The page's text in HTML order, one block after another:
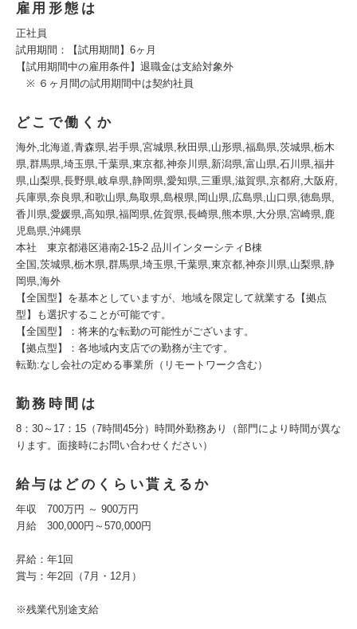
雇用形態は
正社員
試用期間：【試用期間】6ヶ月
【試用期間中の雇用条件】退職金は支給対象外
※ ６ヶ月間の試用期間中は契約社員
どこで働くか
海外,北海道,青森県,岩手県,宮城県,秋田県,山形県,福島県,茨城県,栃木
県,群馬県,埼玉県,千葉県,東京都,神奈川県,新潟県,富山県,石川県,福井
県,山梨県,長野県,岐阜県,静岡県,愛知県,三重県,滋賀県,京都府,大阪府,
兵庫県,奈良県,和歌山県,鳥取県,島根県,岡山県,広島県,山口県,徳島県,
香川県,愛媛県,高知県,福岡県,佐賀県,長崎県,熊本県,大分県,宮崎県,鹿
児島県,沖縄県
本社 東京都港区港南2-15-2 品川インターシティB棟
全国,茨城県,栃木県,群馬県,埼玉県,千葉県,東京都,神奈川県,山梨県,静
岡県,海外
【全国型】を基本としていますが、地域を限定して就業する【拠点
型】も選択することが可能です。
【全国型】：将来的な転勤の可能性がございます。
【拠点型】：各地域内支店での勤務が主です。
転勤:なし会社の定める事業所（リモートワーク含む）
勤務時間は
8：30～17：15（7時間45分）時間外勤務あり（部門により時間が異な
ります。面接時にお問い合わせください）
給与はどのくらい貰えるか
年収 700万円 ～ 900万円
月給 300,000円～570,000円
昇給：年1回
賞与：年2回（7月・12月）
※残業代別途支給